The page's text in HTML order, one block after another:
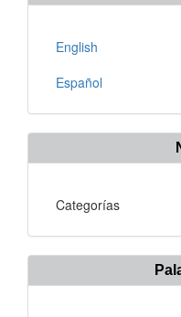
English
Español
Categorías